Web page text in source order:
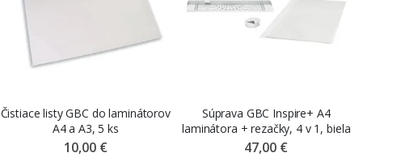
Čistiace listy GBC do laminátorov
A4 a A3, 5 ks
10,00 €
Súprava GBC Inspire+ A4
laminátora + rezačky, 4 v 1, biela
47,00 €